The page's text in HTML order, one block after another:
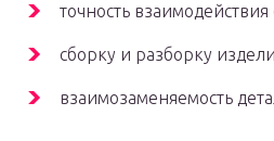
точность
сборку и разборку
взаимозаменяемость